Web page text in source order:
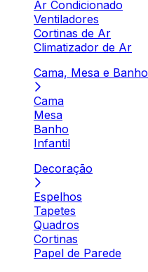
Ar Condicionado
Ventiladores
Cortinas de Ar
Climatizador de Ar
Cama, Mesa e Banho
Cama
Mesa
Banho
Infantil
Decoração
Espelhos
Tapetes
Quadros
Cortinas
Papel de Parede